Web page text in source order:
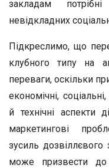
закладам
невідкладних
Підкреслимо, що
клубного типу на
переваги, оскільки
економічні,
й технічні аспекти
маркетингові
зусиль дозвіллєвого
може призвести